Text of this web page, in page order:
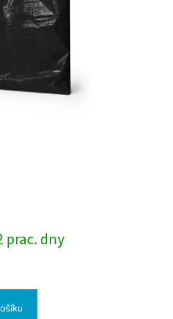
prac. dny